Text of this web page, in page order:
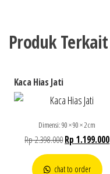
Produk Terkait
Kaca Hias Jati
Dimensi: 90 × 90 × 2 cm
Rp2.398.000Rp 1.199.000
chat to order